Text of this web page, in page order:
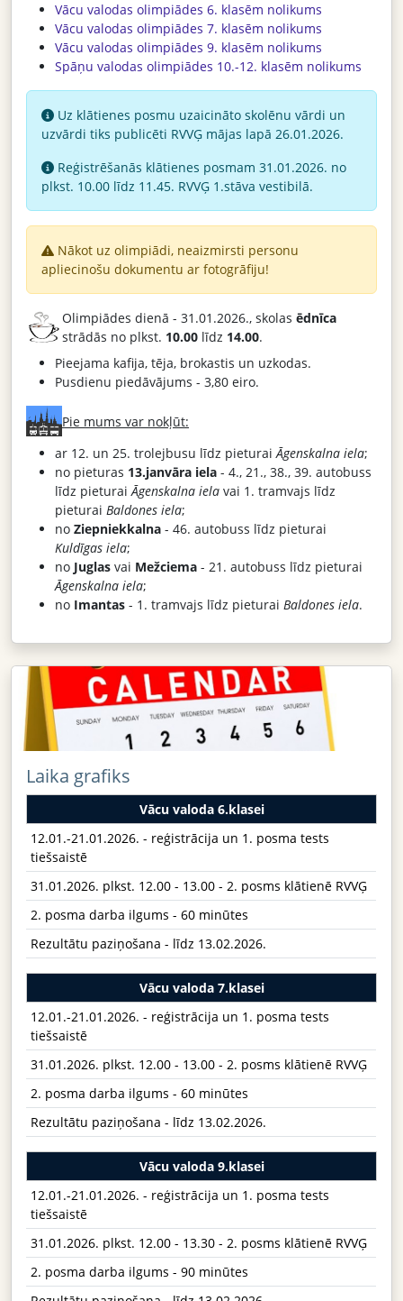
Vācu valodas olimpiādes 6. klasēm nolikums
Vācu valodas olimpiādes 7. klasēm nolikums
Vācu valodas olimpiādes 9. klasēm nolikums
Spāņu valodas olimpiādes 10.-12. klasēm nolikums
Uz klātienes posmu uzaicināto skolēnu vārdi un
uzvārdi tiks publicēti RVVĢ mājas lapā 26.01.2026.
Reģistrēšanās klātienes posmam 31.01.2026. no
plkst. 10.00 līdz 11.45. RVVĢ 1.stāva vestibilā.
Nākot uz olimpiādi, neaizmirsti personu
apliecinošu dokumentu ar fotogrāfiju!
Olimpiādes dienā - 31.01.2026., skolas ēdnīca
strādās no plkst. 10.00 līdz 14.00.
Pieejama kafija, tēja, brokastis un uzkodas.
Pusdienu piedāvājums - 3,80 eiro.
Pie mums var nokļūt:
ar 12. un 25. trolejbusu līdz pieturaiĀgenskalna iela;
no pieturas 13.janvāra iela - 4., 21., 38., 39. autobuss
līdz pieturaiĀgenskalna iela vai 1. tramvajs līdz
pieturai Baldones iela;
no Ziepniekkalna - 46. autobuss līdz pieturai
Kuldīgas iela;
no Juglas vai Mežciema - 21. autobuss līdz pieturai
Āgenskalna iela;
no Imantas - 1. tramvajs līdz pieturai Baldones iela.
Laika grafiks
Vācu valoda 6.klasei
12.01.-21.01.2026. - reģistrācija un 1. posma tests
tiešsaistē
31.01.2026. plkst. 12.00 - 13.00 - 2. posms klātienē RVVĢ
2. posma darba ilgums - 60 minūtes
Rezultātu paziņošana - līdz 13.02.2026.
Vācu valoda 7.klasei
12.01.-21.01.2026. - reģistrācija un 1. posma tests
tiešsaistē
31.01.2026. plkst. 12.00 - 13.00 - 2. posms klātienē RVVĢ
2. posma darba ilgums - 60 minūtes
Rezultātu paziņošana - līdz 13.02.2026.
Vācu valoda 9.klasei
12.01.-21.01.2026. - reģistrācija un 1. posma tests
tiešsaistē
31.01.2026. plkst. 12.00 - 13.30 - 2. posms klātienē RVVĢ
2. posma darba ilgums - 90 minūtes